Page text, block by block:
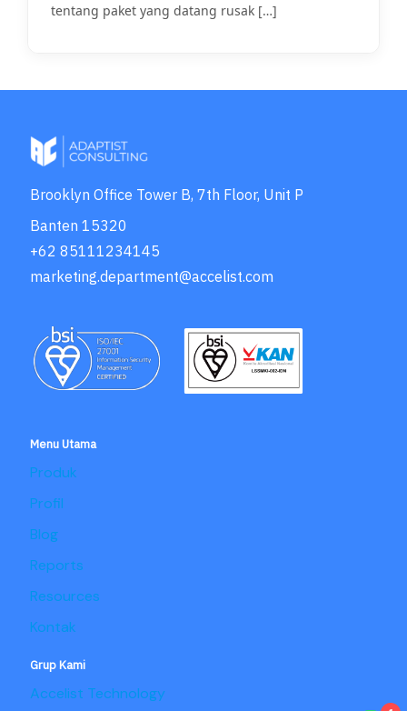
tentang paket yang datang rusak […]
Brooklyn Office Tower B, 7th Floor, Unit P
Banten 15320
+62 85111234145
marketing.department@accelist.com
Menu Utama
Produk
Profil
Blog
Reports
Resources
Kontak
Grup Kami
Accelist Technology